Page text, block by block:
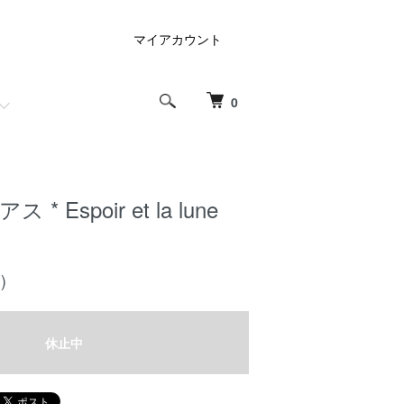
0
マイアカウント
ス * Espoir et la lune
休止中